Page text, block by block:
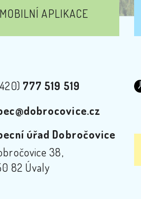
MOBILNÍ APLIKACE
777 519 519
úřad Dobročovice
38,
82 Úvaly